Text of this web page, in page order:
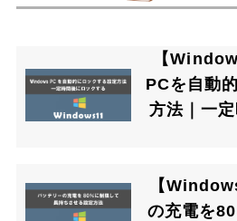
【
PCを自動
方法｜一
【
の充電を